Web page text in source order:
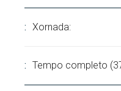
Xornada:
Tempo completo